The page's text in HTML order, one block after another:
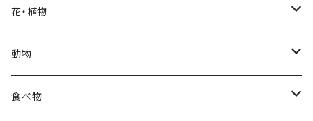
福袋
ブラックフライデー
ハロウィン
アフリカン
日本
ヨーロッパ
男性
子供
サンタクロース
海
雲
星
花・植物
カーネーション
梅
動物
ネコ
食べ物